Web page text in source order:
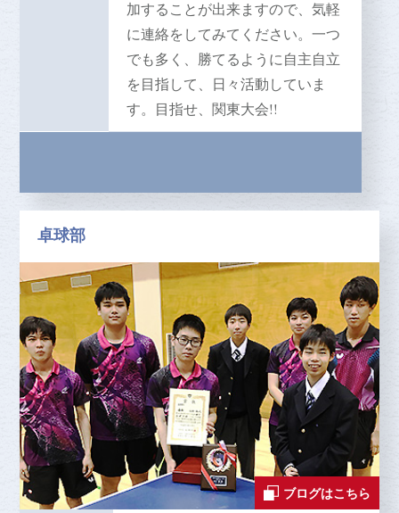
加することが出来ますので、気軽
に連絡をしてみてください。一つ
でも多く、勝てるように自主自立
を目指して、日々活動していま
す。目指せ、関東大会!!
卓球部
ブログはこちら